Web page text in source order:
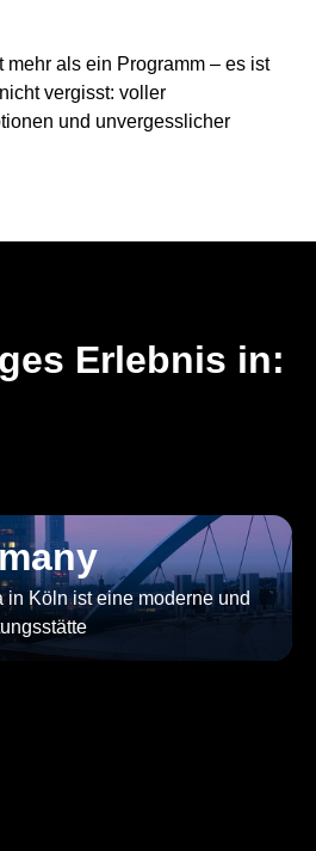
mehr als ein Programm – es ist
vergisst: voller
und unvergesslicher
Erlebnis in:
Köln ist eine moderne und